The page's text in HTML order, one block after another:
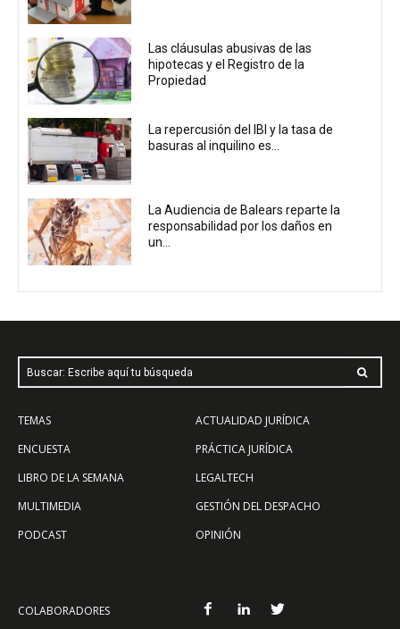
Las cláusulas abusivas de las
hipotecas y el Registro de la
Propiedad
La repercusión del IBI y la tasa de
basuras al inquilino es...
La Audiencia de Balears reparte la
responsabilidad por los daños en
un...
Buscar: Escribe aquí tu búsqueda
TEMAS
ENCUESTA
LIBRO DE LA SEMANA
MULTIMEDIA
PODCAST
ACTUALIDAD JURÍDICA
PRÁCTICA JURÍDICA
LEGALTECH
GESTIÓN DEL DESPACHO
OPINIÓN
COLABORADORES